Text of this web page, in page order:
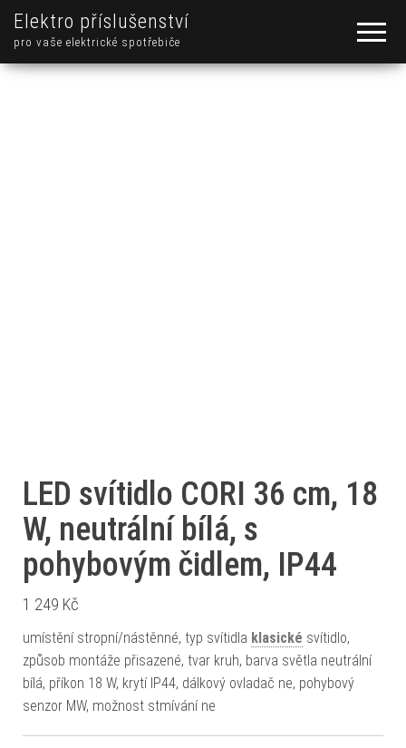
Elektro příslušenství
pro vaše elektrické spotřebiče
LED svítidlo CORI 36 cm, 18
W, neutrální bílá, s
pohybovým čidlem, IP44
1 249 Kč
umístění stropní/nástěnné, typ svítidla klasické svítidlo,
způsob montáže přisazené, tvar kruh, barva světla neutrální
bílá, příkon 18 W, krytí IP44, dálkový ovladač ne, pohybový
senzor MW, možnost stmívání ne